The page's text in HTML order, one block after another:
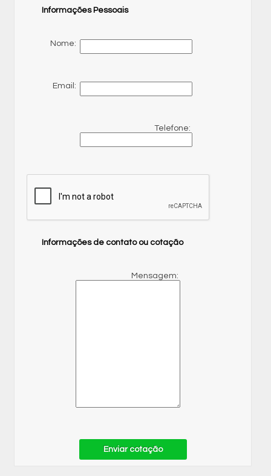
Informações Pessoais
Nome:
Email:
Telefone:
Informações de contato ou cotação
Mensagem:
Enviar cotação